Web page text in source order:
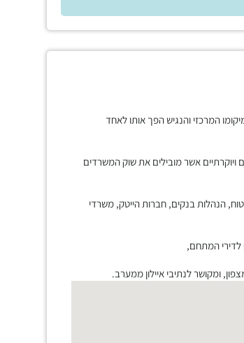
המרכזי והנגיש הפך אותו לאחד
ויוקרתיים אשר מובילים את שוק המשרדים
הנהלות בנקים, חברות הייטק, משרדי
לדירי המתחם,
ומקושר לנתיבי איילון ממערב.